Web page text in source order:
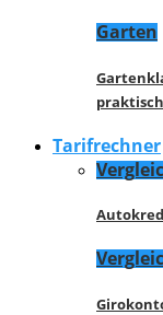
Garten
Tarifrechner